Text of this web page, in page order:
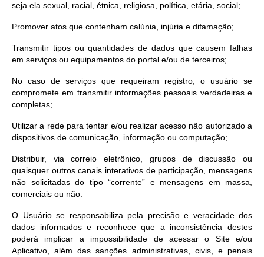
seja ela sexual, racial, étnica, religiosa, política, etária, social;
Promover atos que contenham calúnia, injúria e difamação;
Transmitir tipos ou quantidades de dados que causem falhas
em serviços ou equipamentos do portal e/ou de terceiros;
No caso de serviços que requeiram registro, o usuário se
compromete em transmitir informações pessoais verdadeiras e
completas;
Utilizar a rede para tentar e/ou realizar acesso não autorizado a
dispositivos de comunicação, informação ou computação;
Distribuir, via correio eletrônico, grupos de discussão ou
quaisquer outros canais interativos de participação, mensagens
não solicitadas do tipo “corrente” e mensagens em massa,
comerciais ou não.
O Usuário se responsabiliza pela precisão e veracidade dos
dados informados e reconhece que a inconsistência destes
poderá implicar a impossibilidade de acessar o Site e/ou
Aplicativo, além das sanções administrativas, civis, e penais